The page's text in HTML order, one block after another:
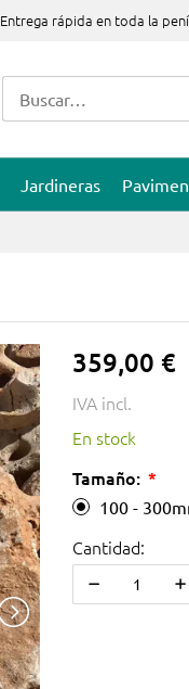
Entrega rápida en toda la
Jardineras
359,00 €
IVA incl.
En stock
Tamaño:
100 -
Cantidad: